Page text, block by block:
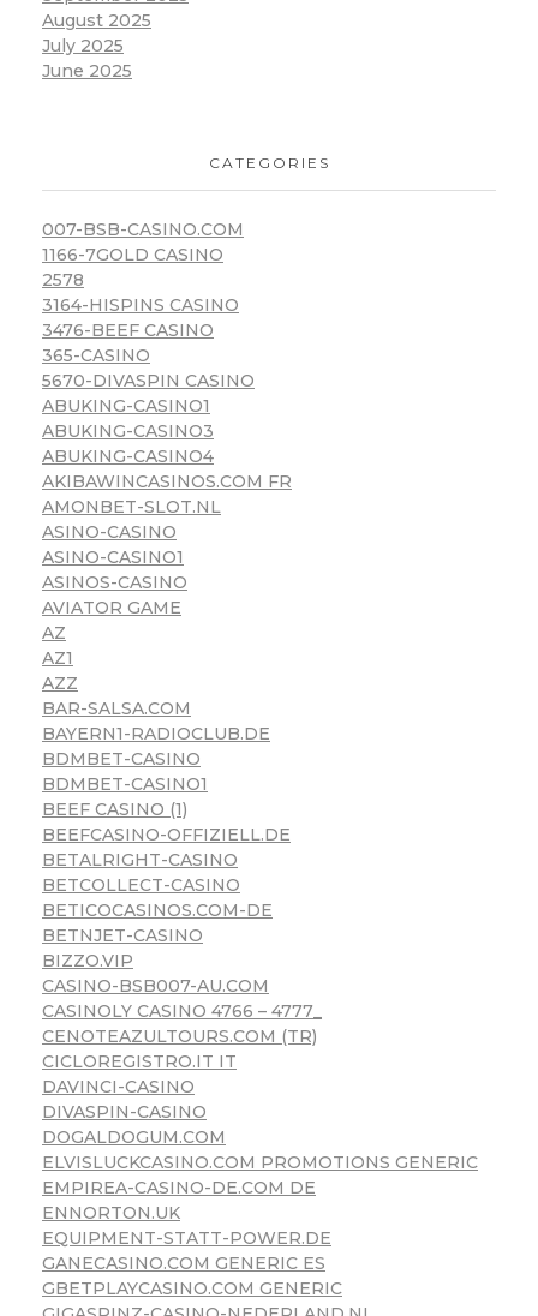
August 2025
July 2025
June 2025
CATEGORIES
007-BSB-CASINO.COM
1166-7GOLD CASINO
2578
3164-HISPINS CASINO
3476-BEEF CASINO
365-CASINO
5670-DIVASPIN CASINO
ABUKING-CASINO1
ABUKING-CASINO3
ABUKING-CASINO4
AKIBAWINCASINOS.COM FR
AMONBET-SLOT.NL
ASINO-CASINO
ASINO-CASINO1
ASINOS-CASINO
AVIATOR GAME
AZ
AZ1
AZZ
BAR-SALSA.COM
BAYERN1-RADIOCLUB.DE
BDMBET-CASINO
BDMBET-CASINO1
BEEF CASINO (1)
BEEFCASINO-OFFIZIELL.DE
BETALRIGHT-CASINO
BETCOLLECT-CASINO
BETICOCASINOS.COM-DE
BETNJET-CASINO
BIZZO.VIP
CASINO-BSB007-AU.COM
CASINOLY CASINO 4766 – 4777_
CENOTEAZULTOURS.COM (TR)
CICLOREGISTRO.IT IT
DAVINCI-CASINO
DIVASPIN-CASINO
DOGALDOGUM.COM
ELVISLUCKCASINO.COM PROMOTIONS GENERIC
EMPIREA-CASINO-DE.COM DE
ENNORTON.UK
EQUIPMENT-STATT-POWER.DE
GANECASINO.COM GENERIC ES
GBETPLAYCASINO.COM GENERIC